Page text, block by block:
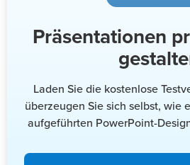
Präsentationen
Laden Sie die kostenlose
überzeugen Sie sich selbst, wie
aufgeführten PowerPoint-